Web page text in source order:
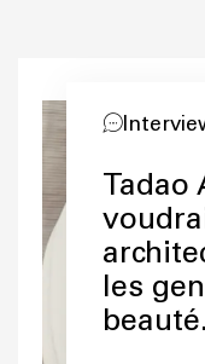
Tadao
les